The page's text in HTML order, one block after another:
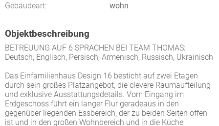
Gebäudeart:
wohn
Objektbeschreibung
BETREUUNG AUF 6 SPRACHEN BEI TEAM THOMAS:
Deutsch, Englisch, Persisch, Armenisch, Russisch, Ukrainisch
Das Einfamilienhaus Design 16 besticht auf zwei Etagen
durch sein großes Platzangebot, die clevere Raumaufteilung
und exklusive Ausstattungsdetails. Vom Eingang im
Erdgeschoss führt ein langer Flur geradeaus in den
gegenüber liegenden Essbereich, der zu beiden Seiten offen
ist und in den großen Wohnbereich und in die Küche